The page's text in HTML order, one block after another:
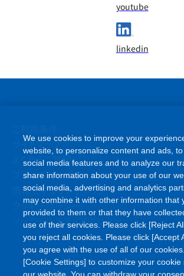
youtube
linkedin
サイトマップ
よくあるご質問
プライバシーポリシー
情報セキュリティポリシー
クッキーポリシー
ソーシャルメディアポリシー
We use cookies to improve your
website, to personalize content and ads,
social media features and to analyze our
share information about your use of our
social media, advertising and analytics
may combine it with other information that
provided to them or that they have
use of their services. Please click [Reject
you reject all cookies. Please click [Accept
you agree with the use of all of our
[Cookie Settings] to customize your cookie